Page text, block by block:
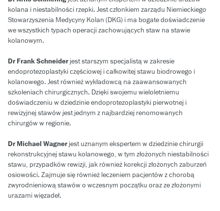
kolana i niestabilności rzepki. Jest członkiem zarządu Niemieckiego
Stowarzyszenia Medycyny Kolan (DKG) i ma bogate doświadczenie
we wszystkich typach operacji zachowujących staw na stawie
kolanowym.
Dr Frank Schneider jest starszym specjalistą w zakresie
endoprotezoplastyki częściowej i całkowitej stawu biodrowego i
kolanowego. Jest również wykładowcą na zaawansowanych
szkoleniach chirurgicznych. Dzięki swojemu wieloletniemu
doświadczeniu w dziedzinie endoprotezoplastyki pierwotnej i
rewizyjnej stawów jest jednym z najbardziej renomowanych
chirurgów w regionie.
Dr Michael Wagner jest uznanym ekspertem w dziedzinie chirurgii
rekonstrukcyjnej stawu kolanowego, w tym złożonych niestabilności
stawu, przypadków rewizji, jak również korekcji złożonych zaburzeń
osiowości. Zajmuje się również leczeniem pacjentów z chorobą
zwyrodnieniową stawów o wczesnym początku oraz ze złożonymi
urazami więzadeł.